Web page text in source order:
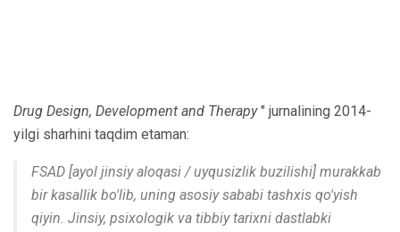
Drug Design, Development and Therapy" jurnalining 2014-
yilgi sharhini taqdim etaman:
FSAD [ayol jinsiy aloqasi / uyqusizlik buzilishi] murakkab
bir kasallik bo'lib, uning asosiy sababi tashxis qo'yish
qiyin. Jinsiy, psixologik va tibbiy tarixni dastlabki